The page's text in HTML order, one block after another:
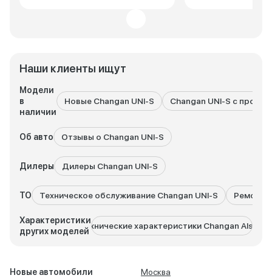
Наши клиенты ищут
Модели
в
наличии
Новые Changan UNI-S Changan UNI-S с
Об авто Отзывы о Changan UNI-S
Дилеры Дилеры Changan UNI-S
ТО Техническое обслуживание Changan UNI-S Ремонт
Характеристики
других моделей
Технические характеристики Changan Alsvin
Новые автомобили
Москва